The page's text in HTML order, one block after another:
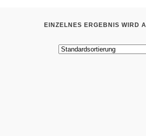
EINZELNES ERGEBNIS WIRD